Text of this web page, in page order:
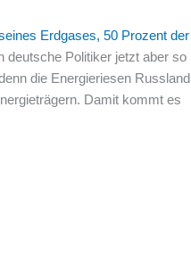
Erdgases, 50 Prozent der
deutsche Politiker jetzt aber so
die Energieriesen Russland
Damit kommt es